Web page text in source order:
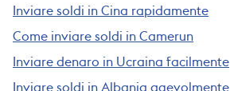
Inviare soldi in Cina rapidamente
Come inviare soldi in Camerun
Inviare denaro in Ucraina facilmente
Inviare soldi in Albania agevolmente